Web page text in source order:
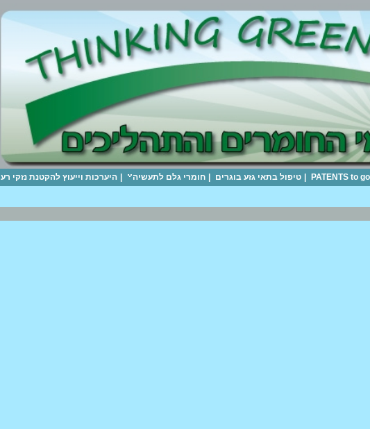
טיפול בתאי גזע בוגרים חומרי גלם לתעשיה היערכות וייעוץ להקטנת נזקי